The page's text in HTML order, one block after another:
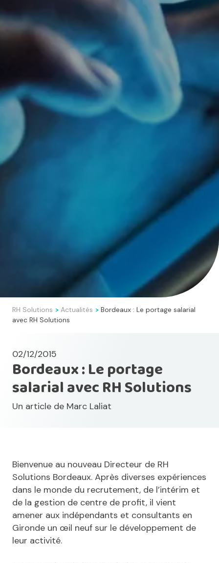
RH Solutions > Actualités > Bordeaux : Le portage salarial
avec RH Solutions
02/12/2015
Bordeaux : Le portage
salarial avec RH Solutions
Un article de Marc Laliat
Bienvenue au nouveau Directeur de RH
Solutions Bordeaux. Après diverses expériences
dans le monde du recrutement, de l’intérim et
de la gestion de centre de profit, il vient
amener aux indépendants et consultants en
Gironde un œil neuf sur le développement de
leur activité.